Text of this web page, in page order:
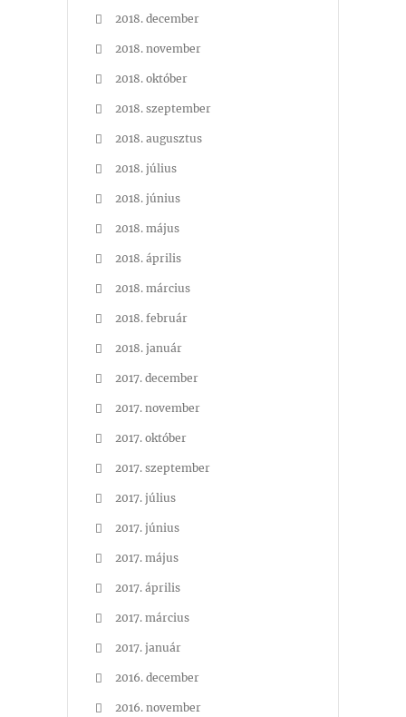
2018. december
2018. november
2018. október
2018. szeptember
2018. augusztus
2018. július
2018. június
2018. május
2018. április
2018. március
2018. február
2018. január
2017. december
2017. november
2017. október
2017. szeptember
2017. július
2017. június
2017. május
2017. április
2017. március
2017. január
2016. december
2016. november